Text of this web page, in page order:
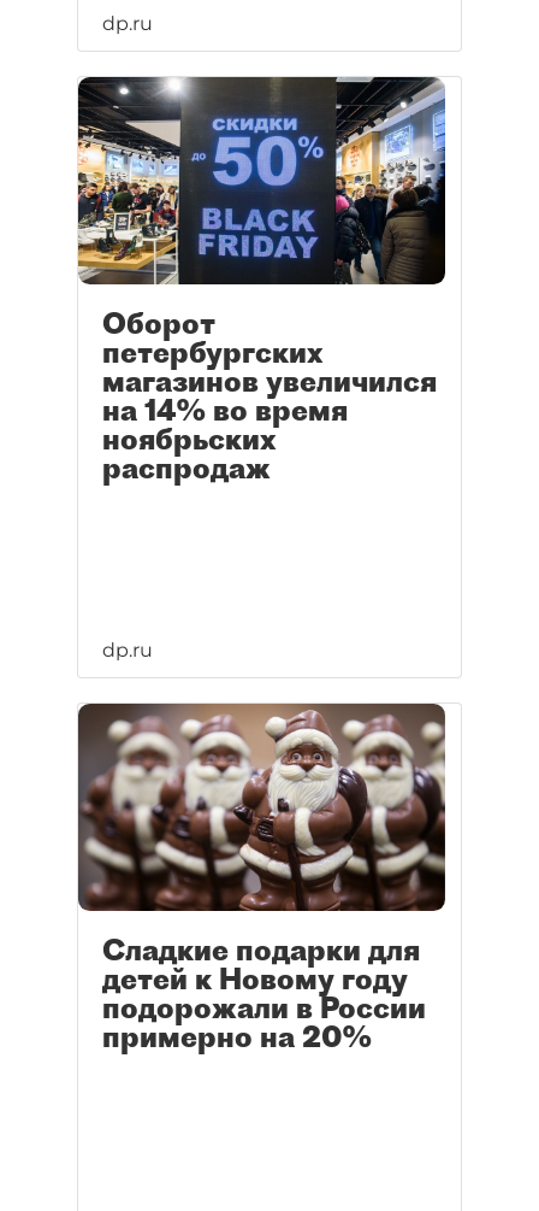
dp.ru
Оборот
петербургских
магазинов увеличился
на 14% во время
ноябрьских
распродаж
dp.ru
Сладкие подарки для
детей к Новому году
подорожали в России
примерно на 20%